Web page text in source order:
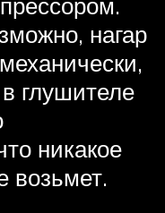
нагар
глушителе
никакое
возьмет.